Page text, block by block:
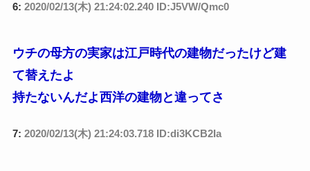
6: 2020/02/13(木) 21:24:02.240 ID:J5VW/Qmc0
ウチの母方の実家は江戸時代の建物だったけど建
て替えたよ
持たないんだよ西洋の建物と違ってさ
7: 2020/02/13(木) 21:24:03.718 ID:di3KCB2Ia